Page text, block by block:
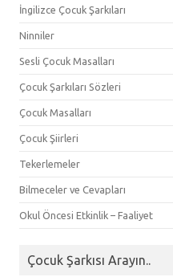
İngilizce Çocuk Şarkıları
Ninniler
Sesli Çocuk Masalları
Çocuk Şarkıları Sözleri
Çocuk Masalları
Çocuk Şiirleri
Tekerlemeler
Bilmeceler ve Cevapları
Okul Öncesi Etkinlik – Faaliyet
Çocuk Şarkısı Arayın..